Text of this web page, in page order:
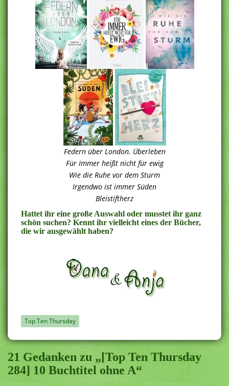
Federn über London. Überleben
Für Immer heißt nicht für ewig
Wie die Ruhe vor dem Sturm
Irgendwo ist immer Süden
Bleistiftherz
Hattet ihr eine große Auswahl oder musstet ihr ganz
schön suchen? Kennt ihr vielleicht eines der Bücher,
die wir ausgewählt haben?
Top Ten Thursday
21 Gedanken zu „[Top Ten Thursday
284] 10 Buchtitel ohne A“